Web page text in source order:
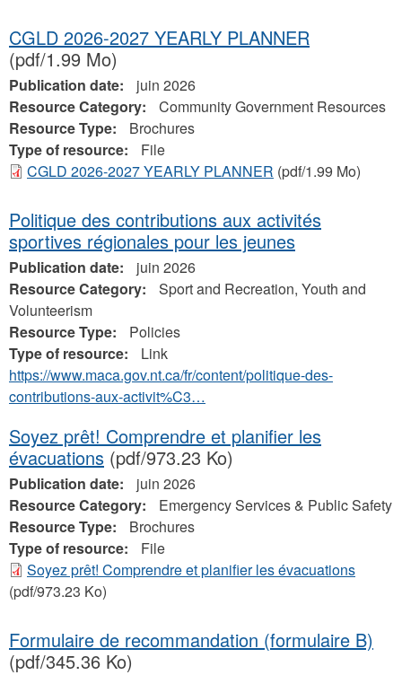
CGLD 2026-2027 YEARLY PLANNER
(pdf/1.99 Mo)
Publication date:
juin 2026
Resource Category:
Community Government Resources
Resource Type:
Brochures
Type of resource:
File
CGLD 2026-2027 YEARLY PLANNER (pdf/1.99 Mo)
Politique des contributions aux activités
sportives régionales pour les jeunes
Publication date:
juin 2026
Resource Category:
Sport and Recreation, Youth and
Volunteerism
Resource Type:
Policies
Type of resource:
Link
https://www.maca.gov.nt.ca/fr/content/politique-des-
contributions-aux-activit%C3…
Soyez prêt! Comprendre et planifier les
évacuations (pdf/973.23 Ko)
Publication date:
juin 2026
Resource Category:
Emergency Services & Public Safety
Resource Type:
Brochures
Type of resource:
File
Soyez prêt! Comprendre et planifier les évacuations
(pdf/973.23 Ko)
Formulaire de recommandation (formulaire B)
(pdf/345.36 Ko)